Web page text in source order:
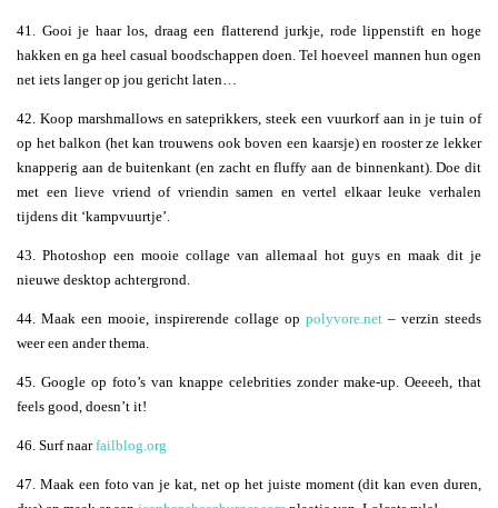
41. Gooi je haar los, draag een flatterend jurkje, rode lippenstift en hoge
hakken en ga heel casual boodschappen doen. Tel hoeveel mannen hun ogen
net iets langer op jou gericht laten…
42. Koop marshmallows en sateprikkers, steek een vuurkorf aan in je tuin of
op het balkon (het kan trouwens ook boven een kaarsje) en rooster ze lekker
knapperig aan de buitenkant (en zacht en fluffy aan de binnenkant). Doe dit
met een lieve vriend of vriendin samen en vertel elkaar leuke verhalen
tijdens dit ‘kampvuurtje’.
43. Photoshop een mooie collage van allemaal hot guys en maak dit je
nieuwe desktop achtergrond.
44. Maak een mooie, inspirerende collage op polyvore.net – verzin steeds
weer een ander thema.
45. Google op foto’s van knappe celebrities zonder make-up. Oeeeeh, that
feels good, doesn’t it!
46. Surf naarfailblog.org
47. Maak een foto van je kat, net op het juiste moment (dit kan even duren,